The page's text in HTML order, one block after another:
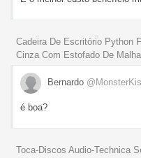
Cadeira De Escritório Python
Cinza Com Estofado De Malha
Bernardo
é boa?
Toca-Discos Audio-Technica